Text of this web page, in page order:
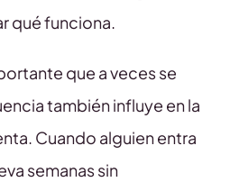
qué funciona.
que a veces se
también influye en la
Cuando alguien entra
semanas sin